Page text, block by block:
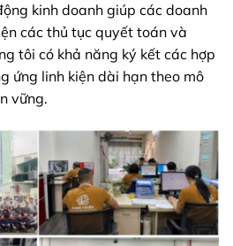
kinh doanh giúp các doanh
các thủ tục quyết toán và
tôi có khả năng ký kết các hợp
ứng linh kiện dài hạn theo mô
vững.